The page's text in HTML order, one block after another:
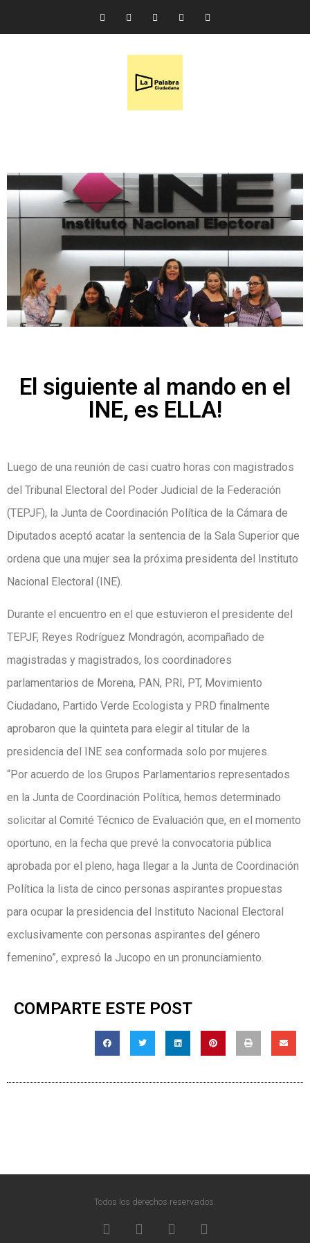
El siguiente al mando en el
INE, es ELLA!
Luego de una reunión de casi cuatro horas con magistrados
del Tribunal Electoral del Poder Judicial de la Federación
(TEPJF), la Junta de Coordinación Política de la Cámara de
Diputados aceptó acatar la sentencia de la Sala Superior que
ordena que una mujer sea la próxima presidenta del Instituto
Nacional Electoral (INE).
Durante el encuentro en el que estuvieron el presidente del
TEPJF, Reyes Rodríguez Mondragón, acompañado de
magistradas y magistrados, los coordinadores
parlamentarios de Morena, PAN, PRI, PT, Movimiento
Ciudadano, Partido Verde Ecologista y PRD finalmente
aprobaron que la quinteta para elegir al titular de la
presidencia del INE sea conformada solo por mujeres.
“Por acuerdo de los Grupos Parlamentarios representados
en la Junta de Coordinación Política, hemos determinado
solicitar al Comité Técnico de Evaluación que, en el momento
oportuno, en la fecha que prevé la convocatoria pública
aprobada por el pleno, haga llegar a la Junta de Coordinación
Política la lista de cinco personas aspirantes propuestas
para ocupar la presidencia del Instituto Nacional Electoral
exclusivamente con personas aspirantes del género
femenino”, expresó la Jucopo en un pronunciamiento.
COMPARTE ESTE POST
Todos los derechos reservados.